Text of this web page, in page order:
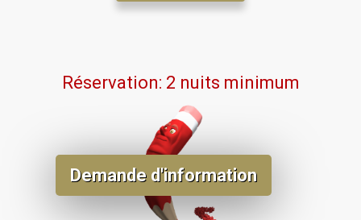
Modalité d'annulation :
même période. Si nous réussissons, nous vous
retournerons le montant payé. Dans le cas contraire,
l'acompte n'est pas remboursable.
Un dépôt de sécurité de 1 500$ pour dommage est exigé.
Réservation: 2 nuits minimum
Demande d'information